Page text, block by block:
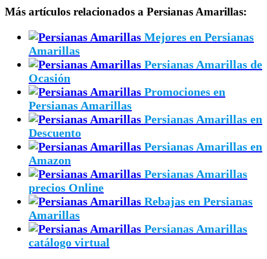
Más artículos relacionados a Persianas Amarillas:
Mejores en Persianas
Amarillas
Persianas Amarillas de
Ocasión
Promociones en
Persianas Amarillas
Persianas Amarillas en
Descuento
Persianas Amarillas en
Amazon
Persianas Amarillas
precios Online
Rebajas en Persianas
Amarillas
Persianas Amarillas
catálogo virtual